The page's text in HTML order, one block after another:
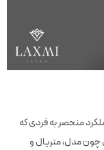
منحصر به فردی که
چون مدل، متریال و